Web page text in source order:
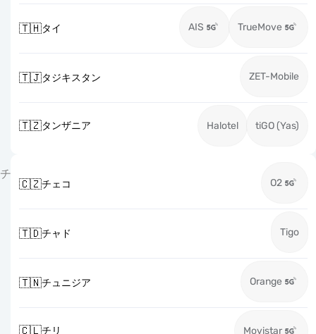
🇹🇭タイ AIS TrueMove
🇹🇯タジキスタン ZET-Mobile
🇹🇿タンザニア Halotel tiGO (Yas)
チ
🇨🇿チェコ O2
🇹🇩チャド Tigo
🇹🇳チュニジア Orange
🇨🇱チリ Movistar